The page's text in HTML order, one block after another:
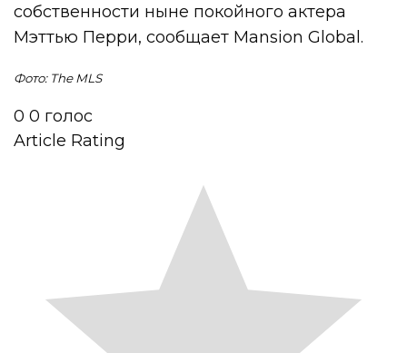
собственности ныне покойного актера
Мэттью Перри, сообщает Mansion Global.
Фото: The MLS
0 0 голос
Article Rating